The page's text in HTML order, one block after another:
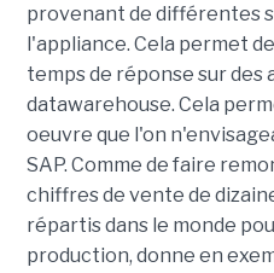
provenant de différentes
l'appliance. Cela permet
temps de réponse sur des
datawarehouse. Cela
oeuvre que l'on
SAP. Comme de faire
chiffres de vente de
répartis dans le monde
production, donne en